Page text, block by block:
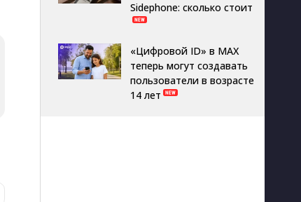
Sidephone: сколько стоит
«Цифровой ID» в MAX
теперь могут создавать
пользователи в возрасте
14 лет